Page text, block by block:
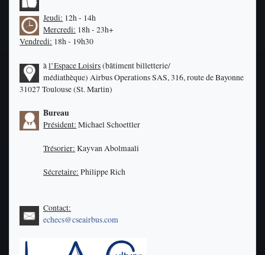
Jeudi: 12h - 14h
Mercredi: 18h - 23h+
Vendredi: 18h - 19h30
àl’Espace Loisirs(bâtiment billetterie/
médiathèque) Airbus Operations SAS, 316, route de Bayonne
31027 Toulouse (St. Martin)
Bureau
Président: Michael Schoettler
Trésorier: Kayvan Abolmaali
Sécretaire: Philippe Rich
Contact:
echecs@cseairbus.com